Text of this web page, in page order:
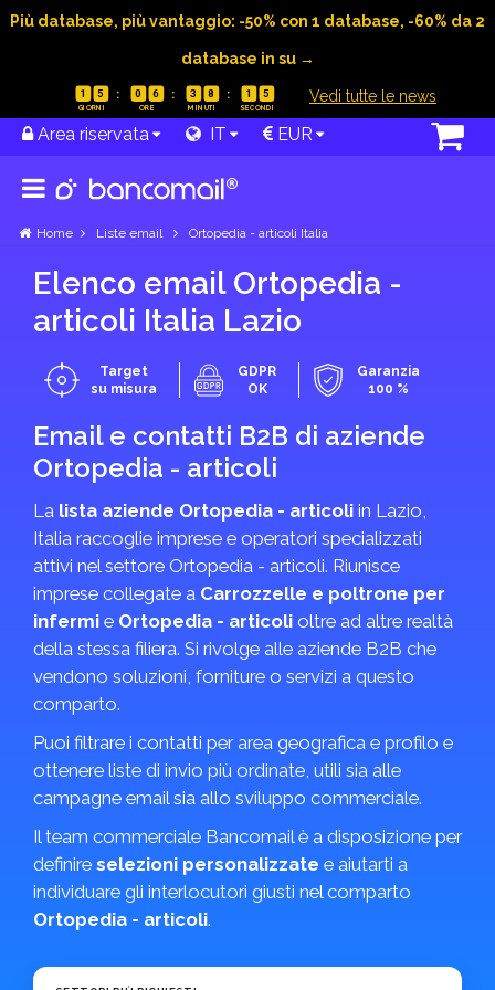
Più database, più vantaggio: -50% con 1 database, -60% da 2
database in su →
1 5 0 6 3 8 1 4 Vedi tutte le news
Area riservata IT EUR
Home Liste email Ortopedia - articoli Italia
Elenco email Ortopedia -
articoli Italia Lazio
Target
su misura
GDPR
OK
Garanzia
100 %
Email e contatti B2B di aziende
Ortopedia - articoli
La lista aziende Ortopedia - articoli in Lazio,
Italia raccoglie imprese e operatori specializzati
attivi nel settore Ortopedia - articoli. Riunisce
imprese collegate a Carrozzelle e poltrone per
infermi e Ortopedia - articoli oltre ad altre realtà
della stessa filiera. Si rivolge alle aziende B2B che
vendono soluzioni, forniture o servizi a questo
comparto.
Puoi filtrare i contatti per area geografica e profilo e
ottenere liste di invio più ordinate, utili sia alle
campagne email sia allo sviluppo commerciale.
Il team commerciale Bancomail è a disposizione per
definire selezioni personalizzate e aiutarti a
individuare gli interlocutori giusti nel comparto
Ortopedia - articoli.